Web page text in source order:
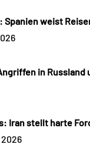
Spanien weist
in Russland
Iran stellt harte